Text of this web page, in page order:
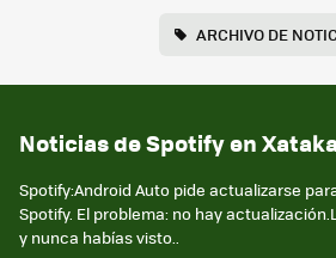
ARCHIVO DE
Noticias de Spotify en
Spotify:Android Auto pide actualizarse
Spotify. El problema: no hay
y nunca habías visto..